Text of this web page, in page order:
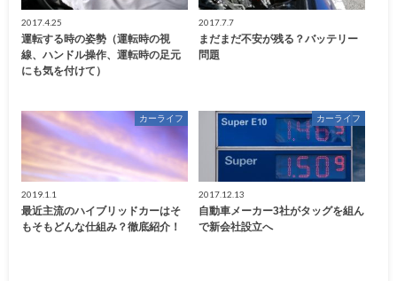
2017.4.25
運転する時の姿勢（運転時の視
線、ハンドル操作、運転時の足元
にも気を付けて）
2017.7.7
まだまだ不安が残る？バッテリー
問題
カーライフ
2019.1.1
最近主流のハイブリッドカーはそ
もそもどんな仕組み？徹底紹介！
カーライフ
2017.12.13
自動車メーカー3社がタッグを組ん
で新会社設立へ